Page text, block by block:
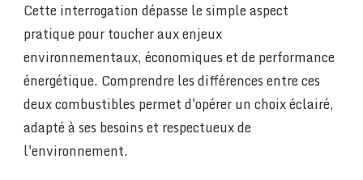
Cette interrogation dépasse le simple aspect
pratique pour toucher aux enjeux
environnementaux, économiques et de performance
énergétique. Comprendre les différences entre ces
deux combustibles permet d'opérer un choix éclairé,
adapté à ses besoins et respectueux de
l'environnement.